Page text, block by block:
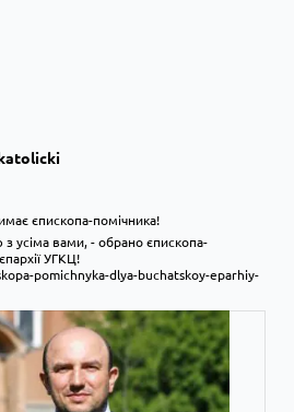
єпископа-помічника!
усіма вами, - обрано єпископа-
УГКЦ!
pomichnyka-dlya-buchatskoy-eparhiy-